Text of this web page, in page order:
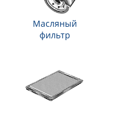
Масляный
фильтр